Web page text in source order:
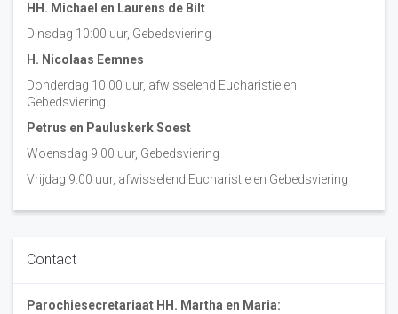
HH. Michael en Laurens de Bilt
Dinsdag 10:00 uur, Gebedsviering
H. Nicolaas Eemnes
Donderdag 10.00 uur, afwisselend Eucharistie en
Gebedsviering
Petrus en Pauluskerk Soest
Woensdag 9.00 uur, Gebedsviering
Vrijdag 9.00 uur, afwisselend Eucharistie en Gebedsviering
Contact
Parochiesecretariaat HH. Martha en Maria: